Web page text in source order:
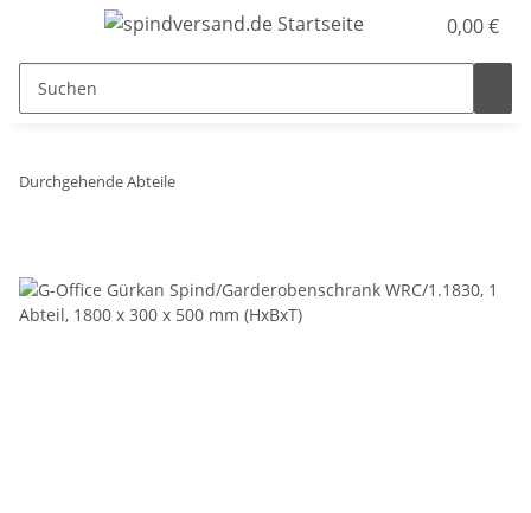
0,00 €
Durchgehende Abteile